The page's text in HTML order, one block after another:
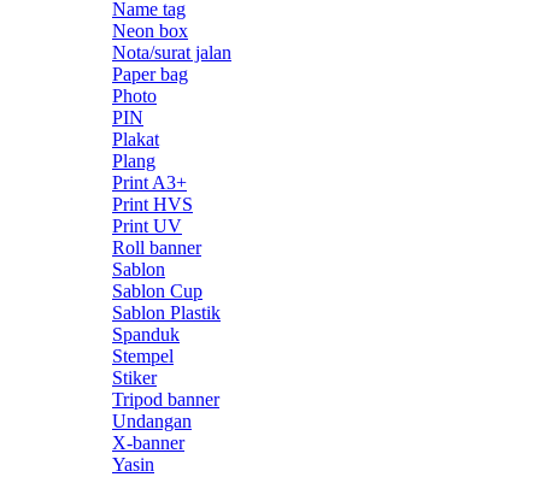
Name tag
Neon box
Nota/surat jalan
Paper bag
Photo
PIN
Plakat
Plang
Print A3+
Print HVS
Print UV
Roll banner
Sablon
Sablon Cup
Sablon Plastik
Spanduk
Stempel
Stiker
Tripod banner
Undangan
X-banner
Yasin